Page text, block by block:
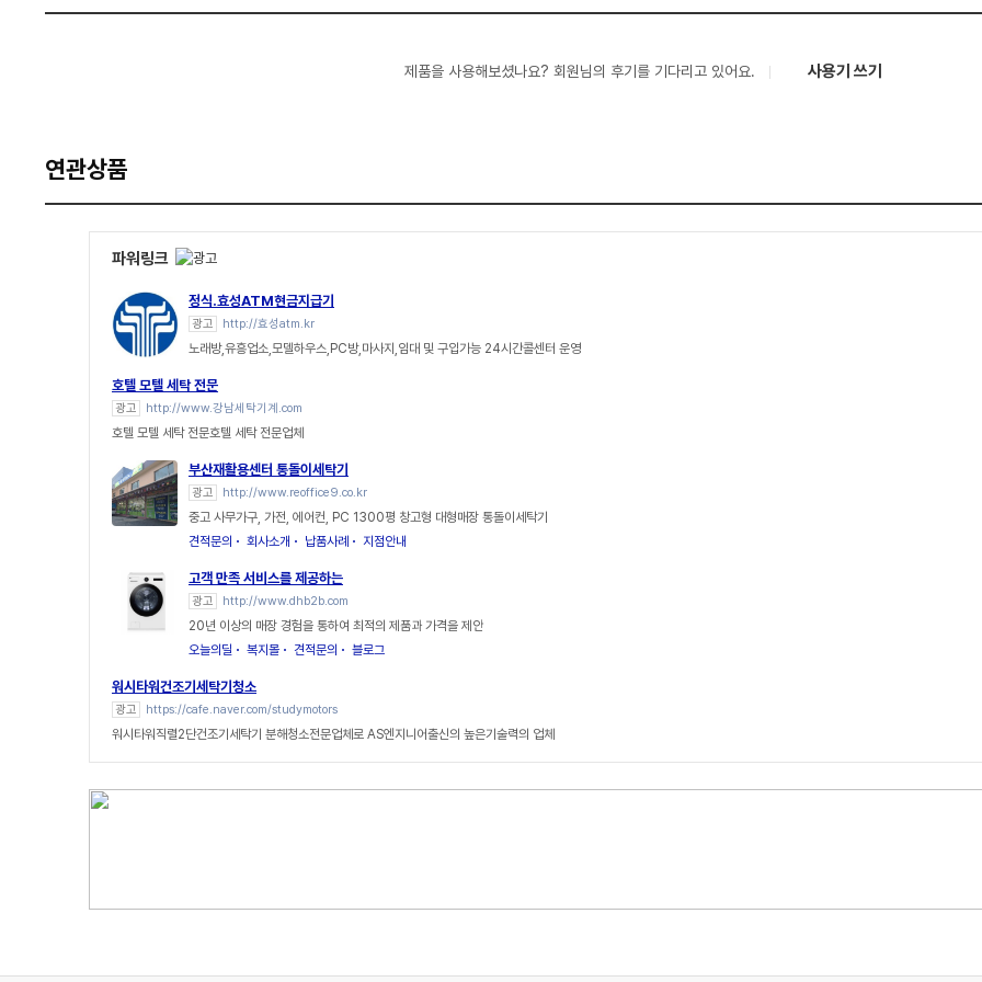
제품을 사용해보셨나요? 회원님의 후기를 기다리고 있어요. 사용기 쓰기
연관상품
파워링크
정식.효성ATM현금지급기
광고 http://효성atm.kr
노래방,유흥업소,모델하우스,PC방,마사지,임대 및 구입가능 24시간콜센터 운영
호텔 모텔 세탁 전문
광고 http://www.강남세탁기계.com
호텔 모텔 세탁 전문호텔 세탁 전문업체
부산재활용센터 통돌이세탁기
광고 http://www.reoffice9.co.kr
중고 사무가구, 가전, 에어컨, PC 1300평 창고형 대형매장 통돌이세탁기
견적문의
회사소개 납품사례 지점안내
고객 만족 서비스를 제공하는
광고 http://www.dhb2b.com
20년 이상의 매장 경험을 통하여 최적의 제품과 가격을 제안
오늘의딜
복지몰 견적문의 블로그
워시타워건조기세탁기청소
광고 https://cafe.naver.com/studymotors
워시타워직렬2단건조기세탁기 분해청소전문업체로 AS엔지니어출신의 높은기술력의 업체